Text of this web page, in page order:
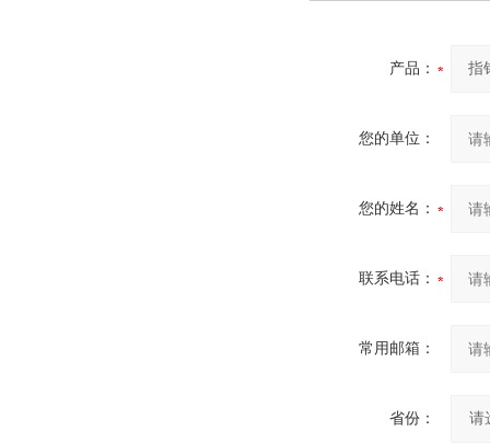
产品：
您的单位：
您的姓名：
联系电话：
常用邮箱：
省份：